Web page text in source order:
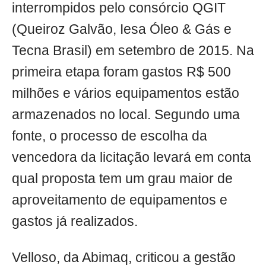
interrompidos pelo consórcio QGIT
(Queiroz Galvão, Iesa Óleo & Gás e
Tecna Brasil) em setembro de 2015. Na
primeira etapa foram gastos R$ 500
milhões e vários equipamentos estão
armazenados no local. Segundo uma
fonte, o processo de escolha da
vencedora da licitação levará em conta
qual proposta tem um grau maior de
aproveitamento de equipamentos e
gastos já realizados.
Velloso, da Abimaq, criticou a gestão